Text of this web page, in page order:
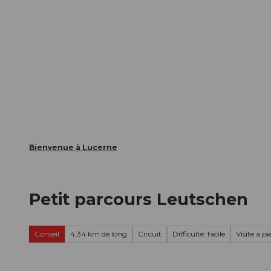
Bienvenue à Lucerne
Petit parcours Leutschen
Conseil 4,34 km de long Circuit Difficulté: facile Visite à